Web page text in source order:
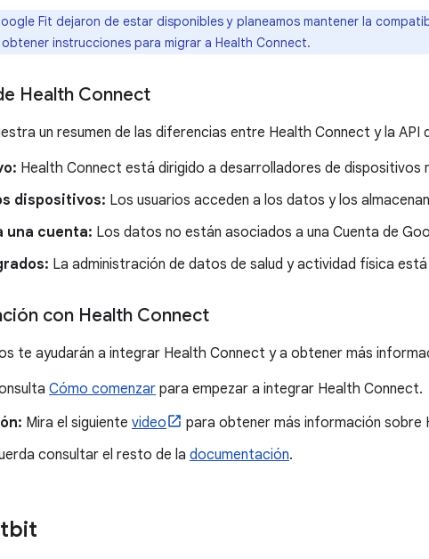
Fit dejaron de estar disponibles y planeamos mantener la
instrucciones para migrar a Health Connect.
Health Connect
un resumen de las diferencias entre Health Connect y la API
Health Connect está dirigido a desarrolladores de dispositivos
dispositivos: Los usuarios acceden a los datos y los
una cuenta: Los datos no están asociados a una Cuenta de
La administración de datos de salud y actividad física
con Health Connect
te ayudarán a integrar Health Connect y a obtener más
Cómo comenzar para empezar a integrar Health Connect.
Mira el siguiente video
para obtener más información sobre
consultar el resto de la documentación.